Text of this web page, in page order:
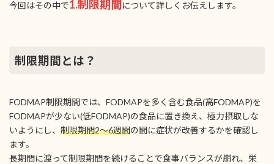
今回はその中で1.制限期間 について詳しくお伝えします。
制限期間とは？
FODMAP制限期間では、FODMAPを多く含む食品(高FODMAP)を
FODMAPが少ない(低FODMAP)の食品に置き換え、極力摂取しな
いようにし、 制限期間2～6週間の間に症状が改善するかを確認し
ます。
長期間に渡って制限期間を続けることで食事バランスが崩れ、栄